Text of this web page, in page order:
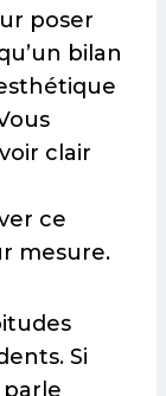
poser
bilan
clair
ce
mesure.
Si